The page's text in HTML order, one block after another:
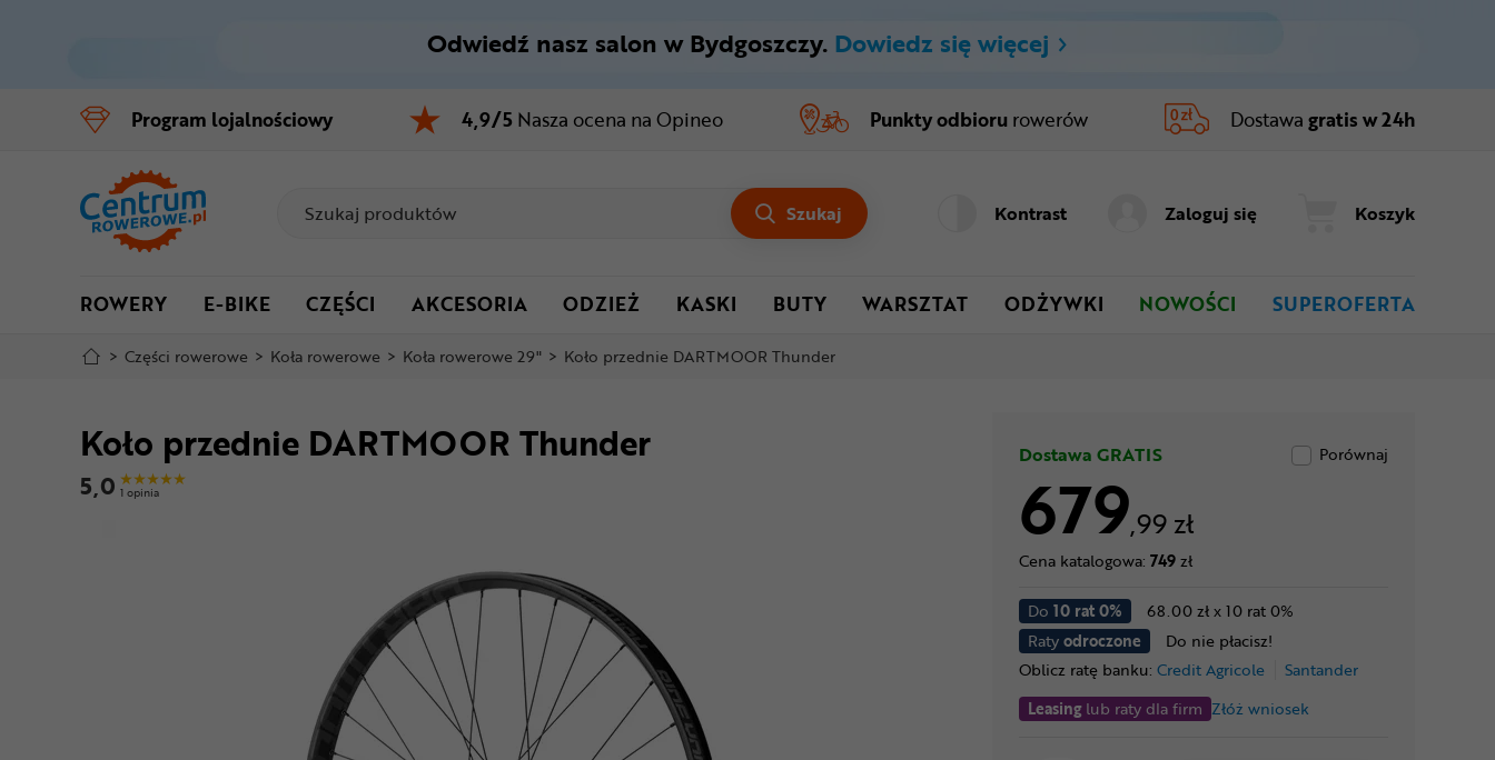
Menu główne
Informacje o produkcie
Do koszyka
Szczegółowe informacje
Mapa strony
Odwiedź nasz salon w Bydgoszczy. Dowiedz się więcej
Program lojalnościowy 4,9/5 Nasza ocena na Opineo Punkty odbioru rowerów Dostawa gratis w 24h
Szukaj Kontrast Zaloguj się Koszyk
ROWERY E-BIKE CZĘŚCI AKCESORIA ODZIEŻ KASKI BUTY WARSZTAT ODŻYWKI NOWOŚCI SUPEROFERTA
> Części rowerowe > Koła rowerowe > Koła rowerowe 29" > Koło przednie DARTMOOR Thunder
Koło przednie DARTMOOR Thunder
5,0 1 opinia
Dostawa GRATIS Porównaj
679,99 zł
Cena katalogowa: 749zł
Do 10 rat 0%
68.00 zł x 10 rat 0%
Ratyodroczone
Do nie płacisz!
Oblicz ratę banku: Credit Agricole
Santander
Leasinglub raty dla firm Złóż wniosek